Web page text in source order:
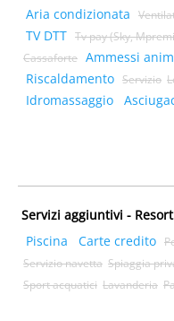
Aria condizionata
TV DTT Tv pay (Sky,
Cassaforte Ammessi
Riscaldamento Servizio
Idromassaggio
Servizi aggiuntivi -
Piscina
Carte credito
Servizio navetta Spiaggia
Sport acquatici Lavanderia